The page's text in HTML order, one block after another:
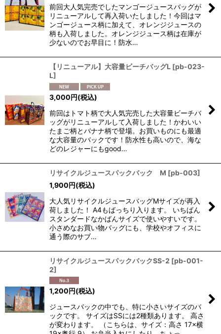
前回大人気完売でしたマンゴージュースバッグが
リニューアルして再入荷いたしました！今回はマ
ンゴージュース柄に加えて、オレンジジュースの
柄も入荷しました。オレンジジュース柄は在庫が
少ないのでお早目に！防水…
【リニューアル】大容量ビーチバッグL [pb-023-
L]
3,000円(税込)
前回はトマト柄で大人気完売した大容量ビーチバ
ッグがリニューアルして入荷しました！かわいい
たまご柄とバナナ柄で登場。お買いものにも最適
な大容量のバックです！防水性も高いので、海な
どのレジャーにもgood…
リサイクルジュースパックバック M [pb-003]
1,900円(税込)
大人気リサイクルジュースバッグMサイズが再入
荷しました！ A4もばっちり入ります。 いちばん
スタンダードなかばんサイズで使いやすいです。
小さめなお買い物バッグにも、学校やオフィスに
通う際のサブ…
リサイクルジュースパックバックSS-2 [pb-001-
2]
1,200円(税込)
ジュースバックの中でも、特に小さいサイズのバ
ックです。 サイズはSSには2種類あります。 高さ
が変わります。 （こちらは、サイズ：高さ 17×横